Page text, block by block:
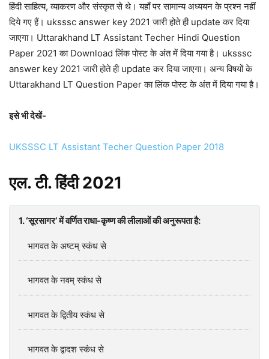
हिंदी साहित्य, व्याकरण और संस्कृत से थे। यहाँ पर सामान्य अध्ययन के प्रश्न नहीं
दिये गए हैं। uksssc answer key 2021 जारी होते ही update कर दिया
जाएगा। Uttarakhand LT Assistant Techer Hindi Question
Paper 2021 का Download लिंक पोस्ट के अंत में दिया गया है। uksssc
answer key 2021 जारी होते ही update कर दिया जाएगा। अन्य विषयों के
Uttarakhand LT Question Paper का लिंक पोस्ट के अंत में दिया गया है।
इसे भी देखें-
UKSSSC LT Assistant Techer Question Paper 2018
एल. टी. हिंदी2021
1. ‘सूरसागर’ में वर्णित राधा-कृष्ण की लीलाओं की अनुरूपता है:
भागवत के अष्टम्‌ स्कंध से
भागवत के नवम्‌ स्कंध से
भागवत के द्वितीय स्कंध से
भागवत के द्वादश स्कंध से